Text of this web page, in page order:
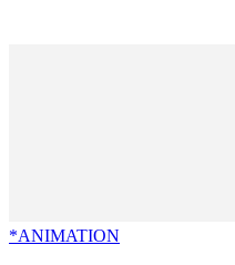
*ANIMATION